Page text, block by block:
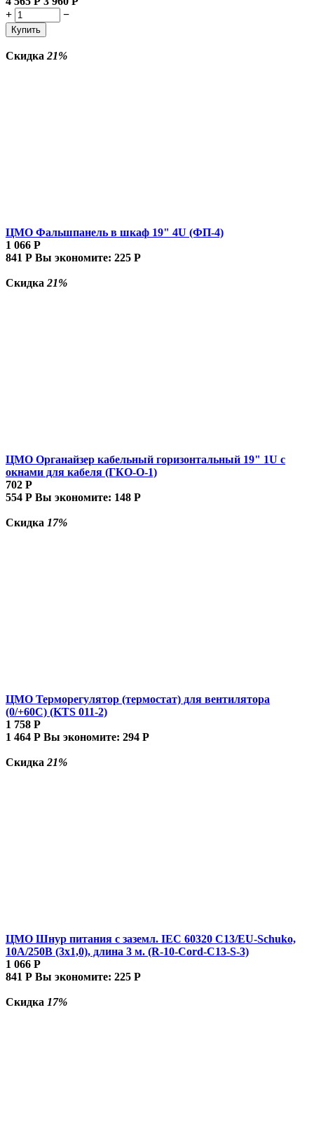
+
−
Купить
Скидка 21%
ЦМО Фальшпанель в шкаф 19" 4U (ФП-4)
1 066 Р
841 Р Вы экономите: 225 Р
Скидка 21%
ЦМО Органайзер кабельный горизонтальный 19" 1U с
окнами для кабеля (ГКО-О-1)
702 Р
554 Р Вы экономите: 148 Р
Скидка 17%
ЦМО Терморегулятор (термостат) для вентилятора
(0/+60С) (KTS 011-2)
1 758 Р
1 464 Р Вы экономите: 294 Р
Скидка 21%
ЦМО Шнур питания с заземл. IEC 60320 C13/EU-Schuko,
10А/250В (3x1,0), длина 3 м. (R-10-Cord-C13-S-3)
1 066 Р
841 Р Вы экономите: 225 Р
Скидка 17%